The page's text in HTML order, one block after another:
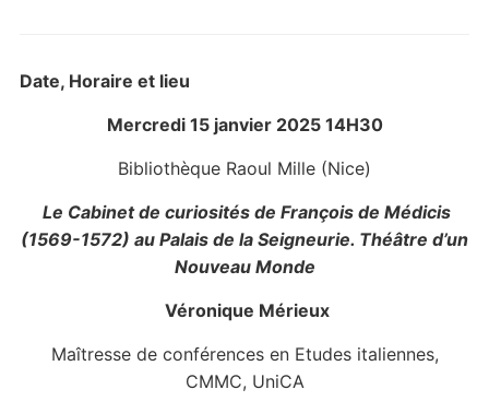
Date, Horaire et lieu
Mercredi 15 janvier 2025 14H30
Bibliothèque Raoul Mille (Nice)
Le Cabinet de curiosités de François de Médicis
(1569-1572) au Palais de la Seigneurie. Théâtre d’un
Nouveau Monde
Véronique Mérieux
Maîtresse de conférences en Etudes italiennes,
CMMC, UniCA